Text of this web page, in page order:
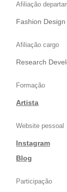
Afiliação
Fashion Design
Afiliação cargo
Research
Formação
Artista
Website pessoal
Instagram
|Blog
Participação